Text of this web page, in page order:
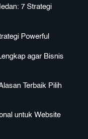
7 Strategi
Powerful
agar Bisnis
Terbaik Pilih
untuk Website